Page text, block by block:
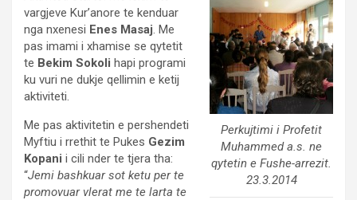
Perkujtimi i Profetit
Muhammed a.s. ne
qytetin e Fushe-arrezit.
23.3.2014
vargjeve Kur’anore te kenduar
nga nxenesi Enes Masaj. Me
pas imami i xhamise se qytetit
te Bekim Sokoli hapi programi
ku vuri ne dukje qellimin e ketij
aktiviteti.
Me pas aktivitetin e pershendeti
Myftiu i rrethit te Pukes Gezim
Kopani i cili nder te tjera tha:
“Jemi bashkuar sot ketu per te
promovuar vlerat me te larta te